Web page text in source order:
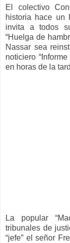
El colectivo
historia hace un
invita a todos
“Huelga de
Nassar sea
noticiero
en horas de la
La popular
tribunales de
“jefe” el señor